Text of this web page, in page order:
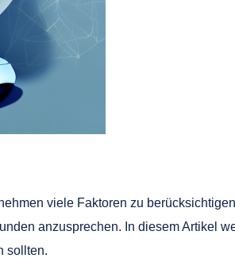
viele Faktoren zu
anzusprechen. In diesem Artikel
sollten.